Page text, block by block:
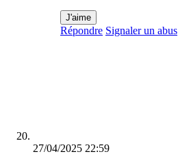
J'aime
Répondre Signaler un abus
27/04/2025 22:59